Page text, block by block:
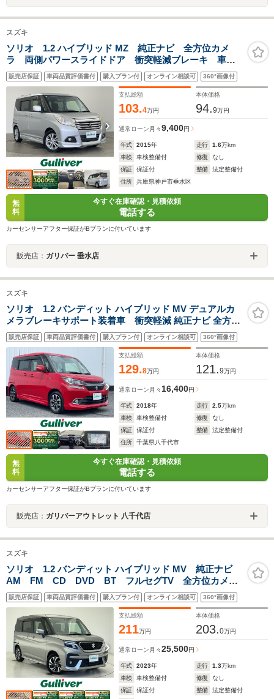
スズキ
ソリオ 1.2 ハイブリッド MZ 純正ナビ 全方位カメ
ラ 両側パワースライドドア 衝突軽減ブレーキ 車線
逸脱警報 クルーズコントロール 社外前後ドラレコ
シートヒーター ETC 純正フロアマット 純正ドアバ
イザー スマートキー
販売店保証 車両品質評価書付 購入プラン付 オンライン相談可 360°画像付
支払総額
103.4万円
本体価格
94.9万円
通常ローン 月々9,400円
年式 2015年 走行 1.6万km
車検
車検整備付 修復
なし
保証
保証付 整備
法定整備付
住所
兵庫県神戸市垂水区
無
料
今すぐ在庫確認・見積依頼
電話する
カーセンサーアフター保証がBプランに付いています
販売店： ガリバー 垂水店
スズキ
ソリオ 1.2 バンディット ハイブリッド MV デュアルカ
メラブレーキサポート装着車 衝突軽減 純正ナビ 全方位
両側電動 ETC
販売店保証 車両品質評価書付 購入プラン付 オンライン相談可 360°画像付
支払総額
129.8万円
本体価格
121.9万円
通常ローン 月々 16,400円
年式 2018年 走行 2.5万km
車検
車検整備付 修復
なし
保証
保証付 整備
法定整備付
住所
千葉県八千代市
無
料
今すぐ在庫確認・見積依頼
電話する
カーセンサーアフター保証がBプランに付いています
販売店： ガリバーアウトレット 八千代店
スズキ
ソリオ 1.2 バンディット ハイブリッド MV 純正ナビ
AM FM CD DVD BT フルセグTV 全方位カメ
ラ レーダークルコン 衝突被害軽減ブレーキ レーン
キープアシスト オートハイビーム 両側パワスラ ヘ
ッドアップディスプレイ
販売店保証 車両品質評価書付 購入プラン付 オンライン相談可 360°画像付
支払総額
211万円
本体価格
203.0万円
通常ローン 月々25,500円
年式 2023年 走行 1.3万km
車検
車検整備付 修復
なし
保証
保証付 整備 法定整備付